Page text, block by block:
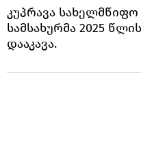
კუპრავა
სამსახურმა 2025
დააკავა.